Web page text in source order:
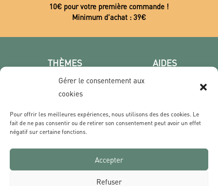
Gérer le consentement aux
cookies
Pour offrir les meilleures expériences, nous utilisons des des cookies. Le
fait de ne pas consentir ou de retirer son consentement peut avoir un effet
négatif sur certaine fonctions.
Accepter
Refuser
10€ pour votre première commande !
Minimum d’achat : 39€
THÈMES
Poster photo
Les villes
Film & Série
AIDES
Qui sommes nous ?
Livraisons & Retours